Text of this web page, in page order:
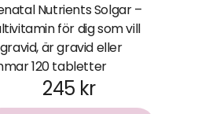
Nutrients Solgar –
för dig som vill
är gravid eller
120 tabletter
245 kr